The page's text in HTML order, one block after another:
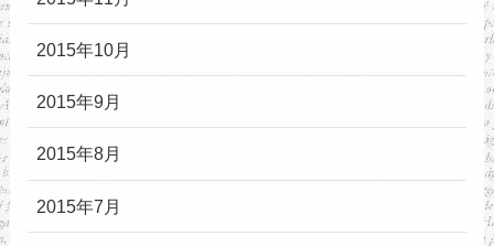
2015年10月
2015年9月
2015年8月
2015年7月